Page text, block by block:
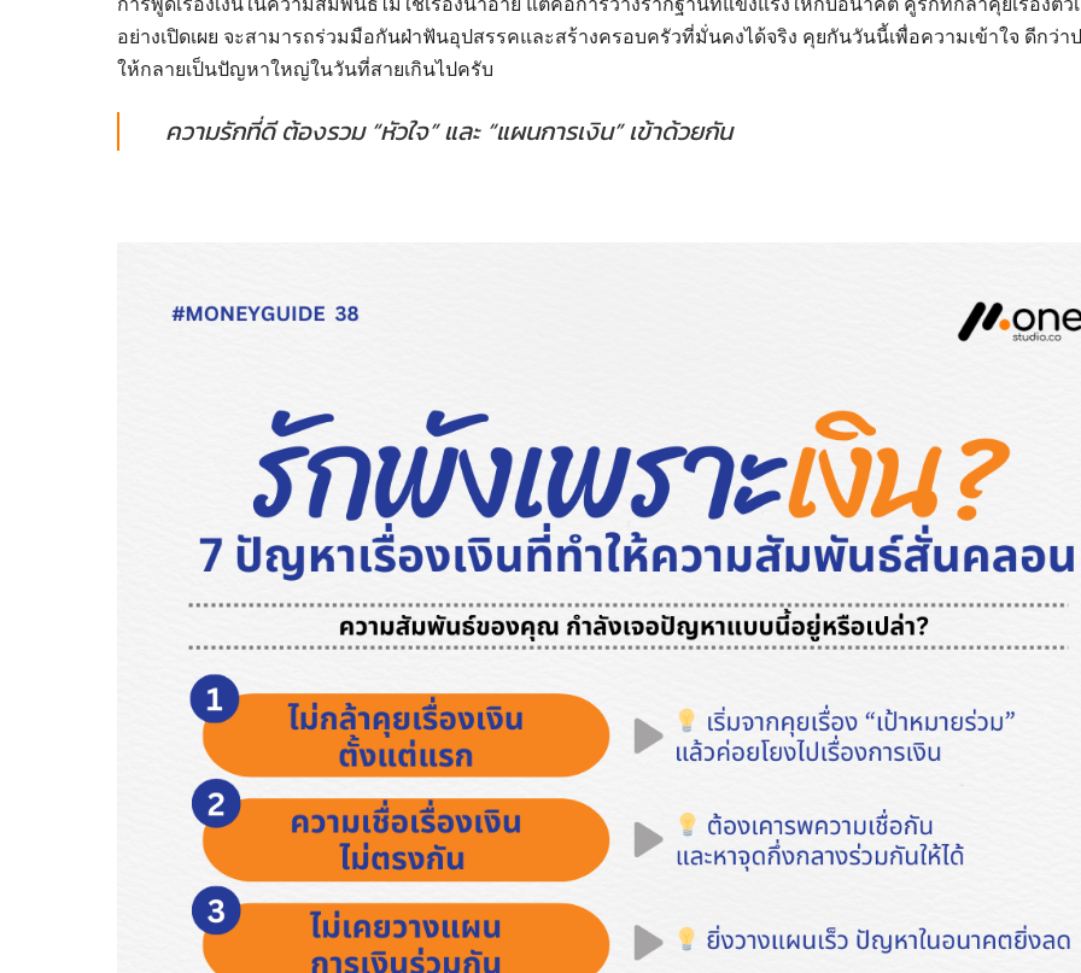
อย่างเปิดเผย จะสามารถร่วมมือกันฝ่าฟันอุปสรรคและสร้างครอบครัวที่มั่นคงได้จริง คุยกันวันนี้เพื่อความเข้าใจ ดีกว่า
ให้กลายเป็นปัญหาใหญ่ในวันที่สายเกินไปครับ
ความรักที่ดี ต้องรวม “หัวใจ” และ “แผนการเงิน” เข้าด้วยกัน